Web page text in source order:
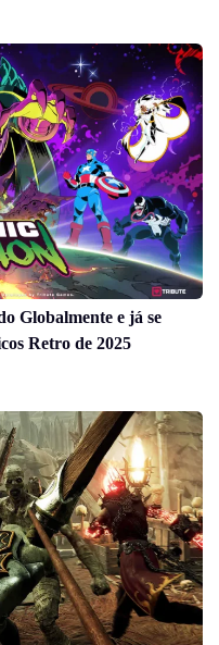
Globalmente e já se
Retro de 2025